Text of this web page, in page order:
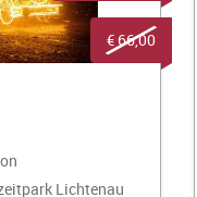
Lichtenau
€ 66,00